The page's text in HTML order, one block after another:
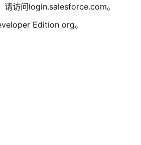
请访问login.salesforce.com。
Edition org。